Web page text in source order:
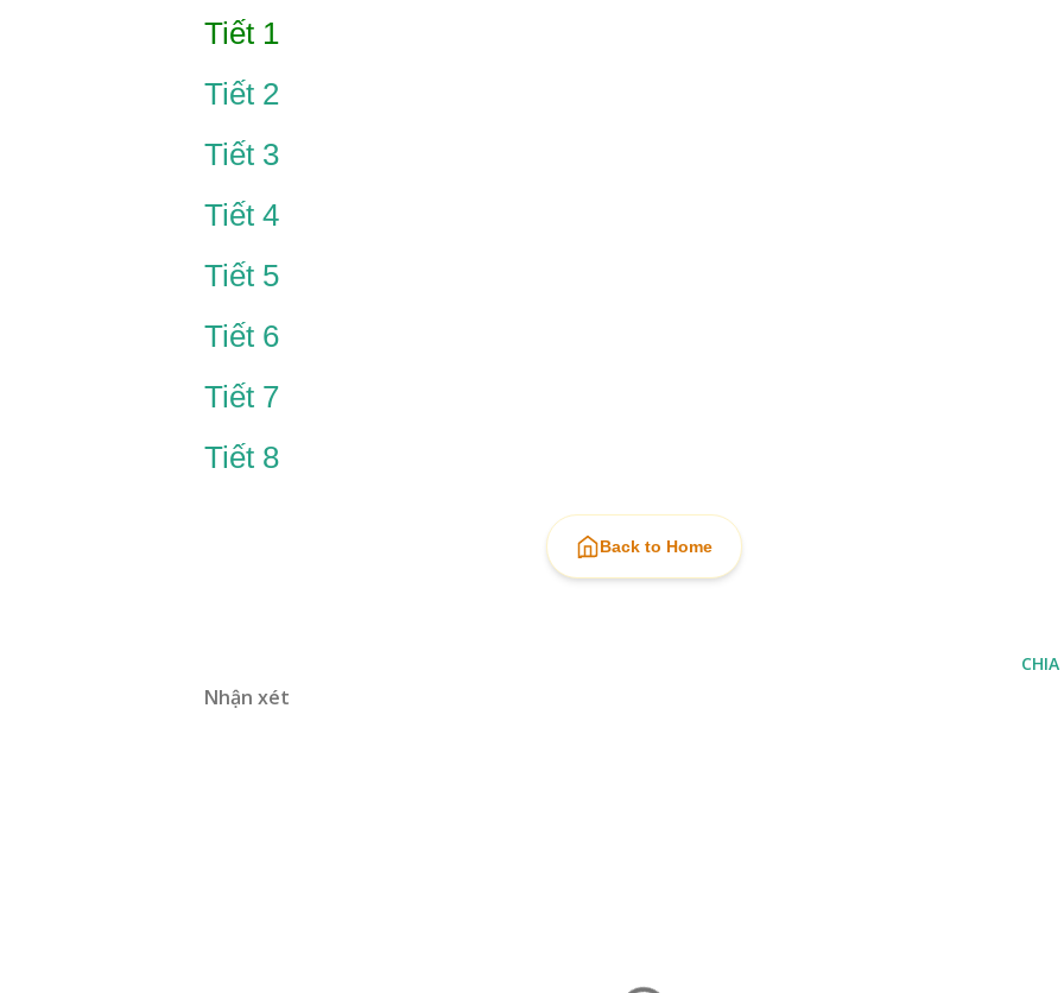
Tiết 1
Tiết 2
Tiết 3
Tiết 4
Tiết 5
Tiết 6
Tiết 7
Tiết 8
Back to Home
CHIA
Nhận xét